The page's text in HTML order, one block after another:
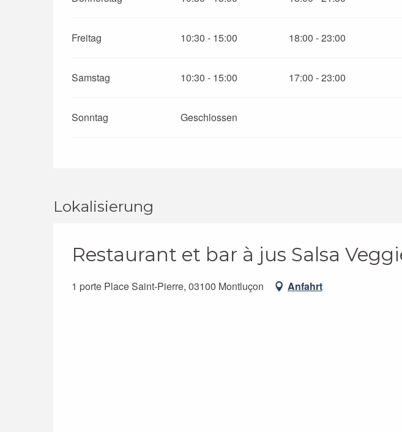
Freitag 10:30 - 15:00 18:00 - 23:00
Samstag 10:30 - 15:00 17:00 - 23:00
Sonntag Geschlossen
Lokalisierung
Restaurant et bar à jus Salsa
1 porte Place Saint-Pierre, 03100 Montluçon Anfahrt